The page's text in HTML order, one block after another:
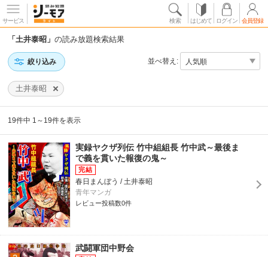
サービス 検索 はじめて ログイン 会員登録
「土井泰昭」の読み放題検索結果
絞り込み 並べ替え:
土井泰昭
19件中 1～19件を表示
実録ヤクザ列伝 竹中組組長 竹中武～最後ま
で義を貫いた報復の鬼～
春日まんぼう / 土井泰昭
青年マンガ
レビュー投稿数0件
武闘軍団中野会